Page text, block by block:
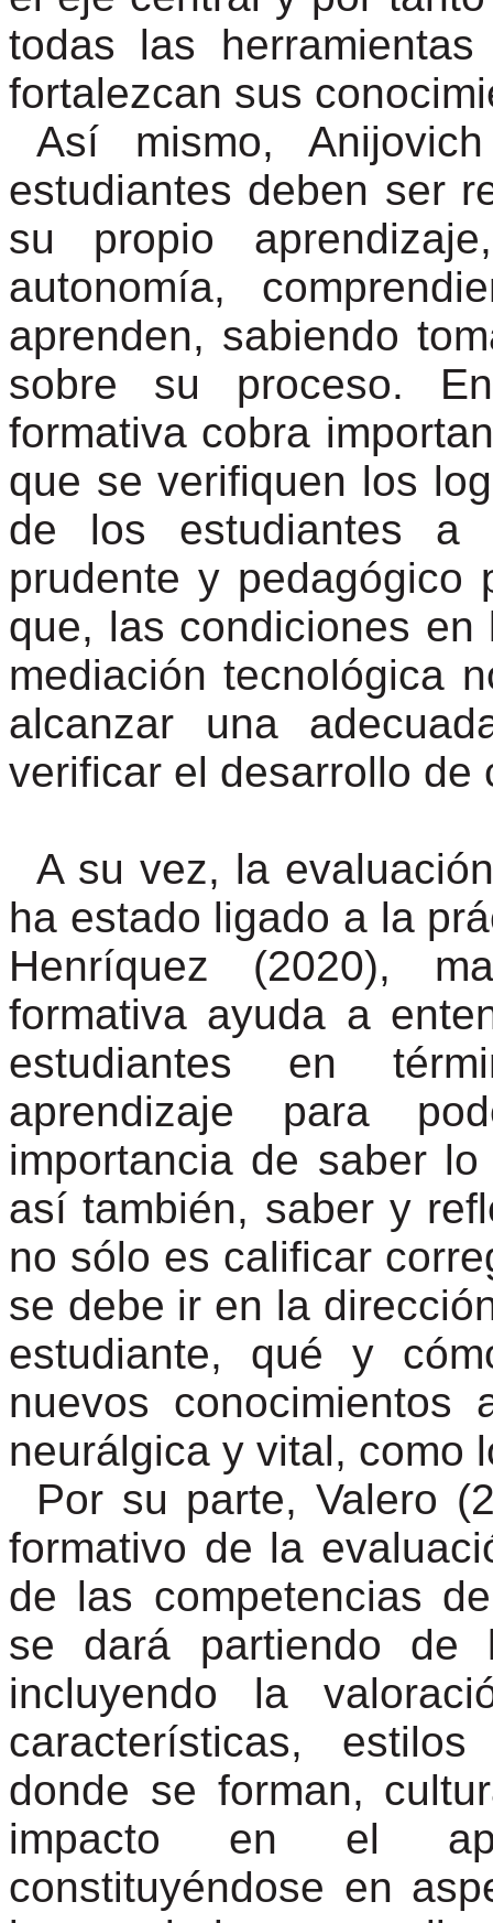
todas las
fortalezcan sus
Así mismo, Anijovich
estudiantes deben ser
su propio
autonomía,
aprenden, sabiendo
sobre su proceso.
formativa cobra
que se verifiquen los
de los estudiantes a
prudente y pedagógico
que, las condiciones
mediación tecnológica
alcanzar una
verificar el desarrollo de
A su vez, la
ha estado ligado a la
Henríquez (2020),
formativa ayuda a
estudiantes en
aprendizaje para
importancia de saber
así también, saber y
no sólo es calificar
se debe ir en la
estudiante, qué y
nuevos conocimientos
neurálgica y vital, como
Por su parte, Valero
formativo de la
de las competencias
se dará partiendo de
incluyendo la
características,
donde se forman,
impacto en el
constituyéndose en